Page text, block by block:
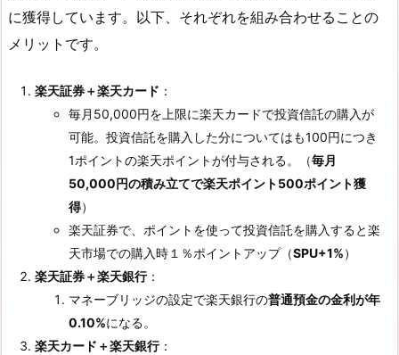
に獲得しています。以下、それぞれを組み合わせることの
メリットです。
楽天証券＋楽天カード ：
毎月50,000円を上限に楽天カードで投資信託の購入が
可能。投資信託を購入した分についてはも100円につき
1ポイントの楽天ポイントが付与される。（毎月
50,000円の積み立てで楽天ポイント500ポイント獲
得）
楽天証券で、ポイントを使って投資信託を購入すると楽
天市場での購入時１％ポイントアップ（SPU+1%）
楽天証券＋楽天銀行：
マネーブリッジの設定で楽天銀行の普通預金の金利が年
0.10%になる。
楽天カード＋楽天銀行：